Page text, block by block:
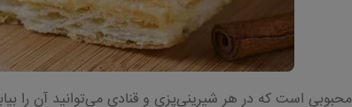
است که در هر شیرینی‌پزی و قنادی می‌توانید آن را